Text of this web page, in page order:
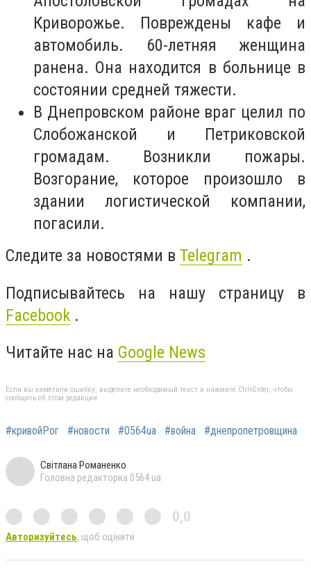
Криворожье. Повреждены кафе и
автомобиль. 60-летняя женщина
ранена. Она находится в больнице в
состоянии средней тяжести.
В Днепровском районе враг целил по
Слобожанской и Петриковской
громадам. Возникли пожары.
Возгорание, которое произошло в
здании логистической компании,
погасили.
Следите за новостями в Telegram .
Подписывайтесь на нашу страницу в
Facebook .
Читайте нас на Google News
Если вы заметили ошибку, выделите необходимый текст и нажмите Ctrl+Enter, чтобы
сообщить об этом редакции
#кривойРог #новости #0564ua #война #днепропетровщина
Світлана Романенко
Головна редакторка 0564.ua
0,0
Авторизуйтесь, щоб оцінити